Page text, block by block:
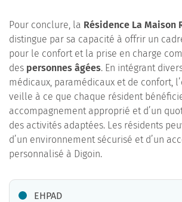
Pour conclure, la Résidence La Maison
distingue par sa capacité à offrir un
pour le confort et la prise en charge
des personnes âgées. En intégrant
médicaux, paramédicaux et de confort,
veille à ce que chaque résident
accompagnement approprié et d’un
des activités adaptées. Les résidents
d’un environnement sécurisé et d’un
personnalisé à Digoin.
EHPAD